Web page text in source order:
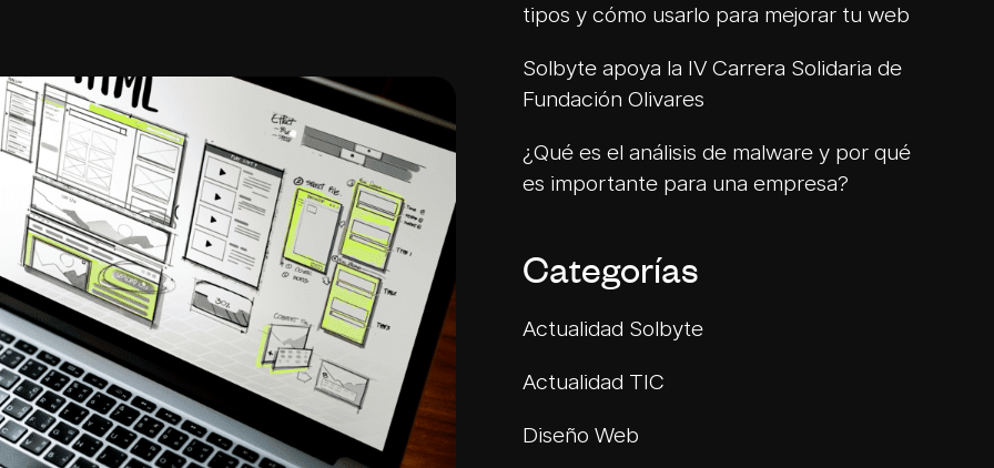
tipos y cómo usarlo para mejorar tu web
Solbyte apoya la IV Carrera Solidaria de
Fundación Olivares
¿Qué es el análisis de malware y por qué
es importante para una empresa?
Categorías
Actualidad Solbyte
Actualidad TIC
Diseño Web